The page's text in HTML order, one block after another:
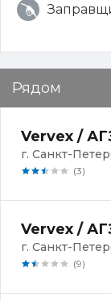
Рядом
Vervex /
г. Санкт-
(3)
Vervex /
г. Санкт-
(9)